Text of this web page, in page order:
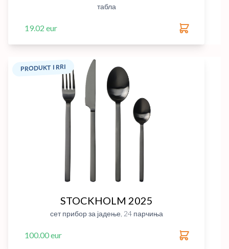
табла
19.02 eur
PRODUKT I RRI
STOCKHOLM 2025
сет прибор за јадење, 24 парчиња
100.00 eur